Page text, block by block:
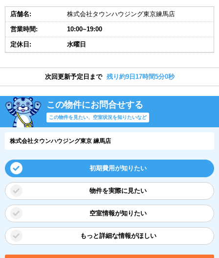
店舗名: 株式会社タウンハウジング東京練馬店
営業時間: 10:00~19:00
定休日: 水曜日
次回更新予定日まで 残り約9日17時間4分59秒
この物件にお問合せする
この物件を見たい、空室状況を知りたいなど
株式会社タウンハウジング東京 練馬店
初期費用が知りたい
物件を実際に見たい
空室情報が知りたい
もっと詳細な情報がほしい